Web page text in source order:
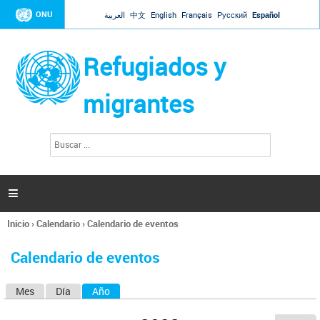
Jump to navigation
ONU العربية 中文 English Français Русский Español
Refugiados y
migrantes
l
s

Se
usted
Inicio›Calendario›Calendario de eventos
Calendario de eventos
Mes Día Año